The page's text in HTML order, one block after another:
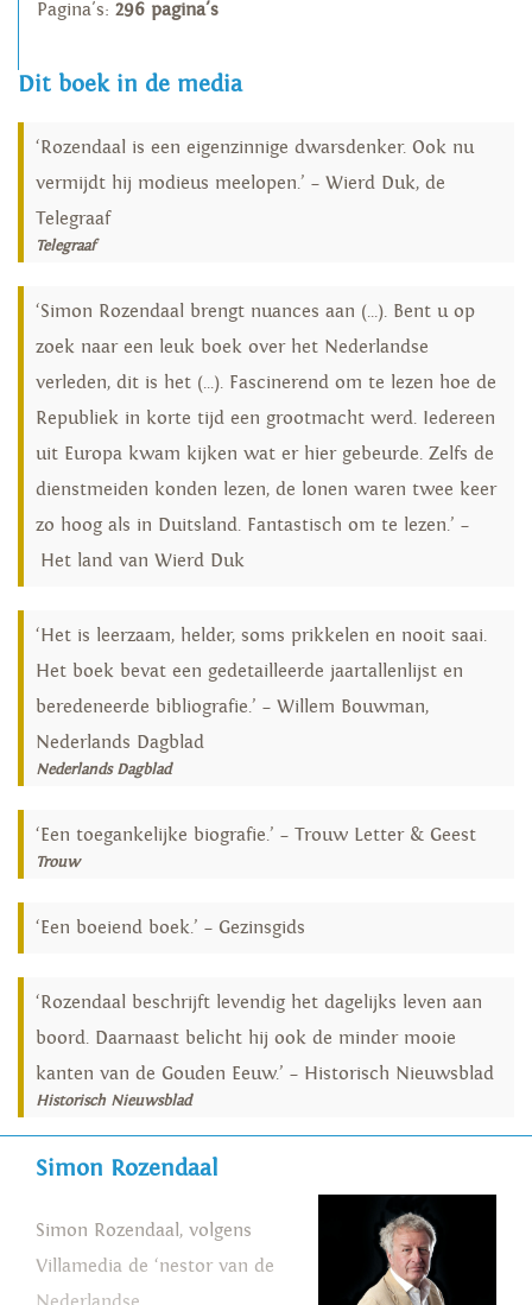
Pagina's: 296 pagina's
Dit boek in de media
‘Rozendaal is een eigenzinnige dwarsdenker. Ook nu
vermijdt hij modieus meelopen.’ – Wierd Duk, de
Telegraaf
Telegraaf
‘Simon Rozendaal brengt nuances aan (...). Bent u op
zoek naar een leuk boek over het Nederlandse
verleden, dit is het (...). Fascinerend om te lezen hoe de
Republiek in korte tijd een grootmacht werd. Iedereen
uit Europa kwam kijken wat er hier gebeurde. Zelfs de
dienstmeiden konden lezen, de lonen waren twee keer
zo hoog als in Duitsland. Fantastisch om te lezen.’ –
Het land van Wierd Duk
‘Het is leerzaam, helder, soms prikkelen en nooit saai.
Het boek bevat een gedetailleerde jaartallenlijst en
beredeneerde bibliografie.’ – Willem Bouwman,
Nederlands Dagblad
Nederlands Dagblad
‘Een toegankelijke biografie.’ – Trouw Letter & Geest
Trouw
‘Een boeiend boek.’ – Gezinsgids
‘Rozendaal beschrijft levendig het dagelijks leven aan
boord. Daarnaast belicht hij ook de minder mooie
kanten van de Gouden Eeuw.’ – Historisch Nieuwsblad
Historisch Nieuwsblad
Simon Rozendaal
Simon Rozendaal, volgens
Villamedia de ‘nestor van de